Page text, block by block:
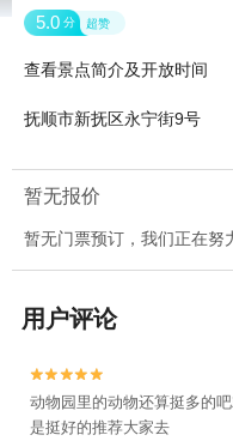
5.0 分 超赞
查看景点简介及开放时间
抚顺市新抚区永宁街9号
暂无报价
暂无门票预订，我们正在努
用户评论


动物园里的动物还算挺多的
是挺好的推荐大家去